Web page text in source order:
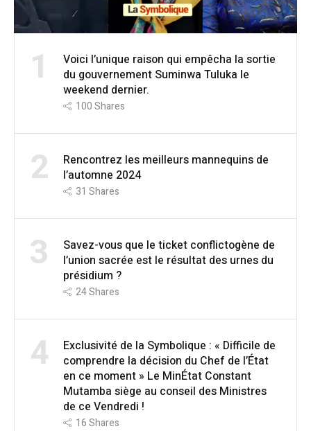
1
Voici l’unique raison qui empêcha la sortie
du gouvernement Suminwa Tuluka le
weekend dernier.
100Shares
2
Rencontrez les meilleurs mannequins de
l’automne 2024
31 Shares
3
Savez-vous que le ticket conflictogène de
l’union sacrée est le résultat des urnes du
présidium ?
24Shares
4
Exclusivité de la Symbolique : « Difficile de
comprendre la décision du Chef de l’État
en ce moment » Le MinÉtat Constant
Mutamba siège au conseil des Ministres
de ce Vendredi !
16Shares